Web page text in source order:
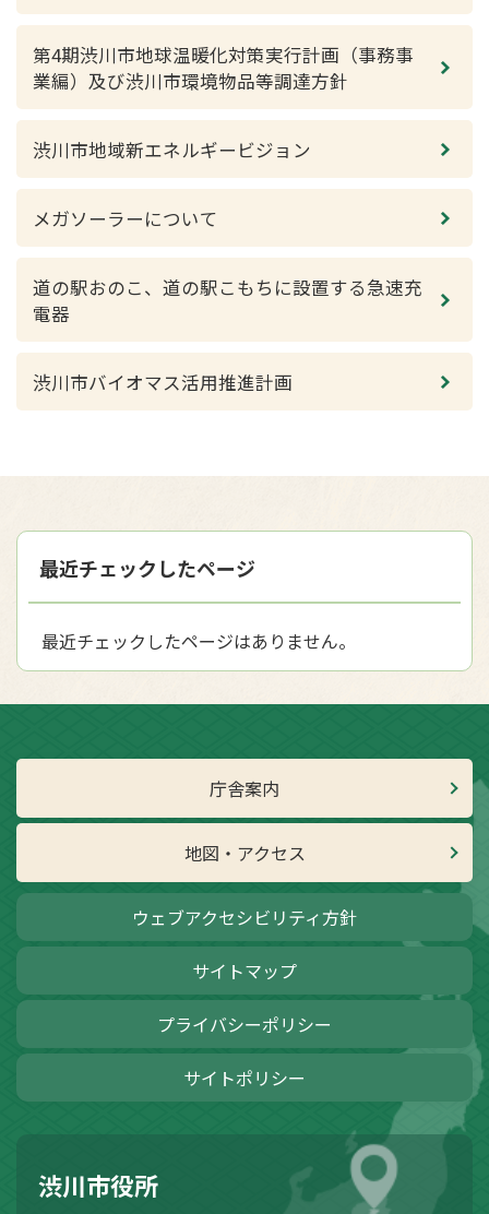
第4期渋川市地球温暖化対策実行計画（事務事
業編）及び渋川市環境物品等調達方針
渋川市地域新エネルギービジョン
メガソーラーについて
道の駅おのこ、道の駅こもちに設置する急速充
電器
渋川市バイオマス活用推進計画
最近チェックしたページ
最近チェックしたページはありません。
庁舎案内
地図・アクセス
ウェブアクセシビリティ方針
サイトマップ
プライバシーポリシー
サイトポリシー
渋川市役所